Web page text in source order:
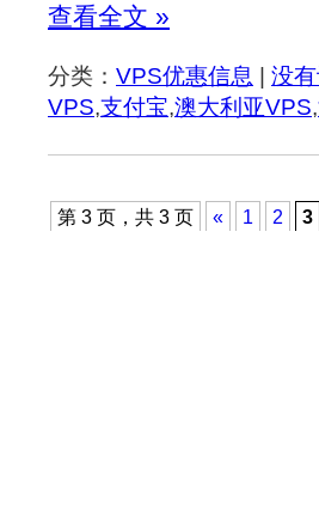
查看全文 »
分类： VPS优惠信息 | 没
VPS,支付宝,澳大利亚VPS,
第 3 页，共 3 页 « 1 2 3